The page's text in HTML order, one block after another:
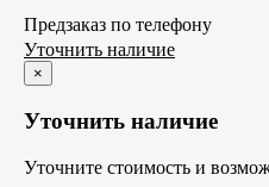
Предзаказ по телефону
Уточнить наличие
×
Уточнить наличие
Уточните стоимость и